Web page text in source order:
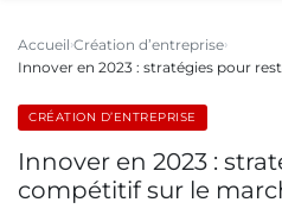
Accueil Création d’entreprise
Innover en 2023 : stratégies pour
CRÉATION D’ENTREPRISE
Innover en 2023 :
compétitif sur le